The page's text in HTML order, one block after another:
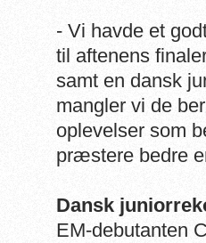
- Vi havde et
til aftenens
samt en dansk
mangler vi de
oplevelser som
præstere bedre
Dansk
EM-debutanten